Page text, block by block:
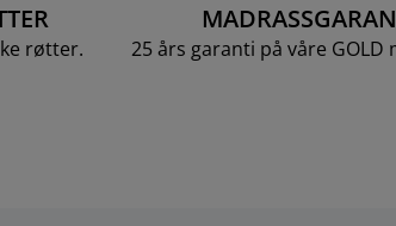
røtter.
25 års garanti på våre GOLD